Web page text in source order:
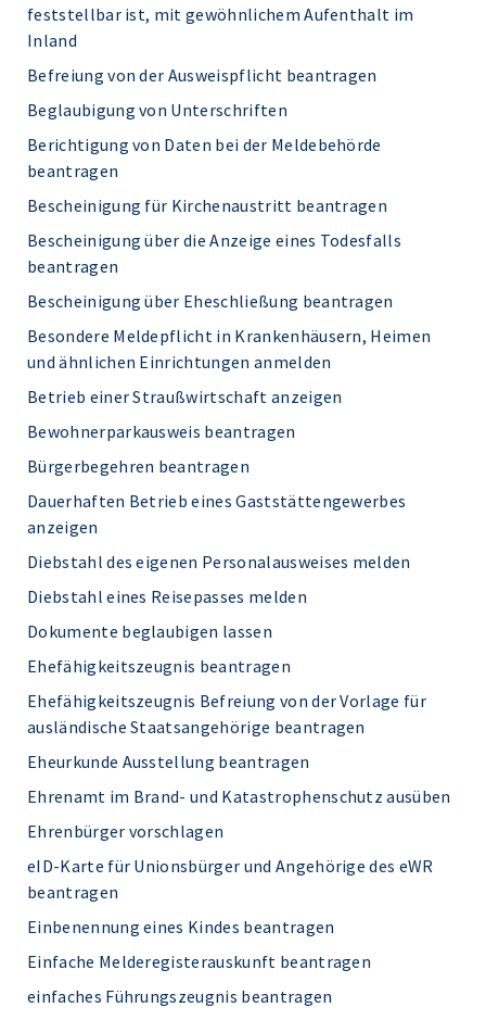
feststellbar ist, mit gewöhnlichem Aufenthalt im
Inland
Befreiung von der Ausweispflicht beantragen
Beglaubigung von Unterschriften
Berichtigung von Daten bei der Meldebehörde
beantragen
Bescheinigung für Kirchenaustritt beantragen
Bescheinigung über die Anzeige eines Todesfalls
beantragen
Bescheinigung über Eheschließung beantragen
Besondere Meldepflicht in Krankenhäusern, Heimen
und ähnlichen Einrichtungen anmelden
Betrieb einer Straußwirtschaft anzeigen
Bewohnerparkausweis beantragen
Bürgerbegehren beantragen
Dauerhaften Betrieb eines Gaststättengewerbes
anzeigen
Diebstahl des eigenen Personalausweises melden
Diebstahl eines Reisepasses melden
Dokumente beglaubigen lassen
Ehefähigkeitszeugnis beantragen
Ehefähigkeitszeugnis Befreiung von der Vorlage für
ausländische Staatsangehörige beantragen
Eheurkunde Ausstellung beantragen
Ehrenamt im Brand- und Katastrophenschutz ausüben
Ehrenbürger vorschlagen
eID-Karte für Unionsbürger und Angehörige des eWR
beantragen
Einbenennung eines Kindes beantragen
Einfache Melderegisterauskunft beantragen
einfaches Führungszeugnis beantragen